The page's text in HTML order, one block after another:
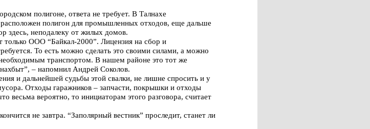
полигоне, ответа не требует. В Талнахе
полигон для промышленных отходов, еще дальше
здесь, неподалеку от жилых домов.
ООО “Байкал-2000”. Лицензия на сбор и
То есть можно сделать это своими силами, а можно
транспортом. В нашем районе это тот же
– напомнил Андрей Соколов.
и дальнейшей судьбы этой свалки, не лишне спросить и у
Отходы гаражников – запчасти, покрышки и отходы
весьма вероятно, то инициаторам этого разговора, считает
не завтра. “Заполярный вестник” проследит, станет ли